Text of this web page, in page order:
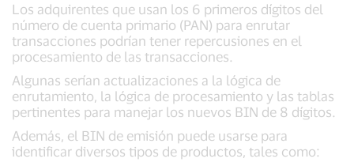
Los adquirentes que usan los 6 primeros dígitos del
número de cuenta primario (PAN) para enrutar
transacciones podrían tener repercusiones en el
procesamiento de las transacciones.
Algunas serían actualizaciones a la lógica de
enrutamiento, la lógica de procesamiento y las tablas
pertinentes para manejar los nuevos BIN de 8 dígitos.
Además, el BIN de emisión puede usarse para
identificar diversos tipos de productos, tales como: